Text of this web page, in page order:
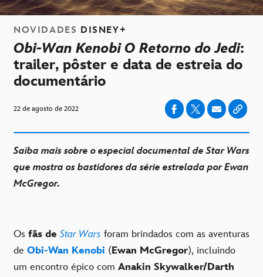
NOVIDADES DISNEY+
Obi-Wan Kenobi O Retorno do Jedi:
trailer, pôster e data de estreia do
documentário
22 de agosto de 2022
Saiba mais sobre o especial documental de Star Wars
que mostra os bastidores da série estrelada por Ewan
McGregor.
Os fãs deStar Wars foram brindados com as aventuras
de Obi-Wan Kenobi (Ewan McGregor), incluindo
um encontro épico com Anakin Skywalker/Darth